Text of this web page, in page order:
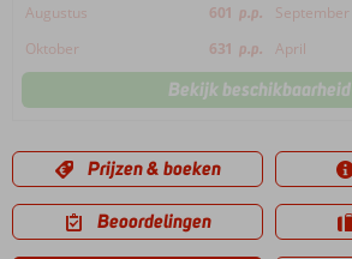
Augustus 601 p.p. September
Oktober
631 p.p. April
Bekijk beschikbaarheid
Prijzen & boeken
Beoordelingen